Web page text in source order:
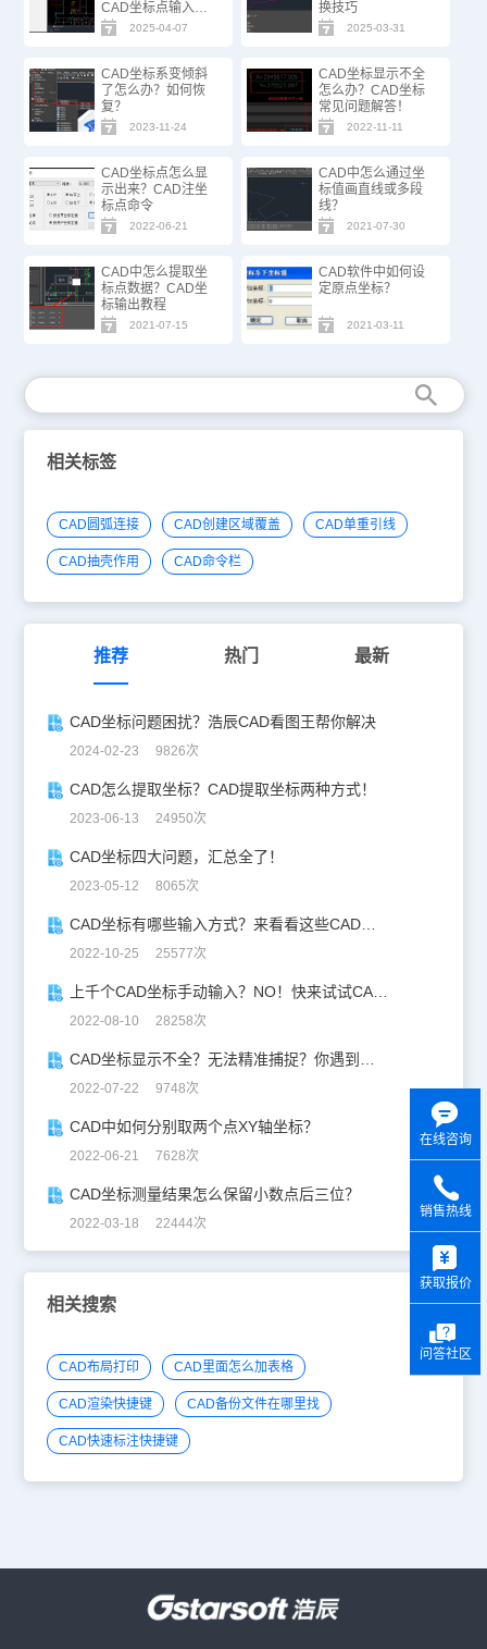
CAD坐标点输入技
巧
2025-04-07
换技巧
2025-03-31
CAD坐标系变倾斜
了怎么办？如何恢
复？
2023-11-24
CAD坐标显示不全
怎么办？CAD坐标
常见问题解答！
2022-11-11
CAD坐标点怎么显
示出来？CAD注坐
标点命令
2022-06-21
CAD中怎么通过坐
标值画直线或多段
线？
2021-07-30
CAD中怎么提取坐
标点数据？CAD坐
标输出教程
2021-07-15
CAD软件中如何设
定原点坐标？
2021-03-11
相关标签
CAD圆弧连接 CAD创建区域覆盖 CAD单重引线
CAD抽壳作用 CAD命令栏
推荐 热门 最新
CAD坐标问题困扰？浩辰CAD看图王帮你解决
2024-02-23 9826次
CAD怎么提取坐标？CAD提取坐标两种方式！
2023-06-13 24950次
CAD坐标四大问题，汇总全了！
2023-05-12 8065次
CAD坐标有哪些输入方式？来看看这些CAD坐标输入方式！
2022-10-25 25577次
上千个CAD坐标手动输入？NO！快来试试CAD坐标批量导入！
2022-08-10 28258次
CAD坐标显示不全？无法精准捕捉？你遇到过这些CAD坐标问题吗？
2022-07-22 9748次
CAD中如何分别取两个点XY轴坐标？
2022-06-21 7628次
CAD坐标测量结果怎么保留小数点后三位？
2022-03-18 22444次
相关搜索
CAD布局打印 CAD里面怎么加表格
CAD渲染快捷键 CAD备份文件在哪里找
CAD快速标注快捷键
在线咨询
销售热线
获取报价
问答社区